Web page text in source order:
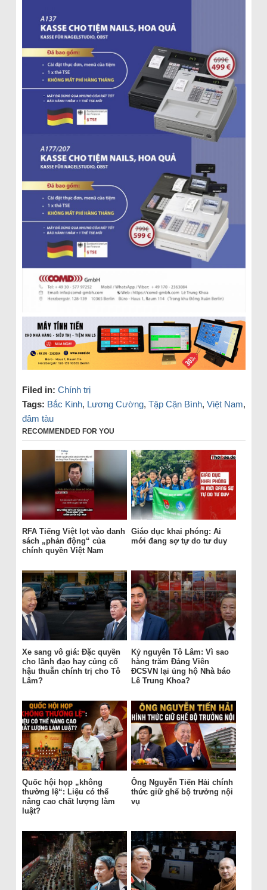
Filed in: Chính trị
Tags: Bắc Kinh, Lương Cường, Tập Cận Bình, Việt Nam,
đâm tàu
RECOMMENDED FOR YOU
RFA Tiếng Việt lọt vào danh
sách „phản động“ của
chính quyền Việt Nam
Giáo dục khai phóng: Ai
mới đang sợ tự do tư duy
Xe sang vô giá: Đặc quyền
cho lãnh đạo hay củng cố
hậu thuẫn chính trị cho Tô
Lâm?
Kỷ nguyên Tô Lâm: Vì sao
hàng trăm Đảng Viên
ĐCSVN lại ủng hộ Nhà báo
Lê Trung Khoa?
Quốc hội họp „không
thường lệ“: Liệu có thể
nâng cao chất lượng làm
luật?
Ông Nguyễn Tiến Hải chính
thức giữ ghế bộ trưởng nội
vụ